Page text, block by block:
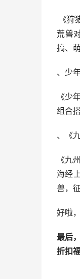
《狩
荒兽
搞、
、少
《少
组合
、《
《九
海经
兽，
好啦
最后
折扣